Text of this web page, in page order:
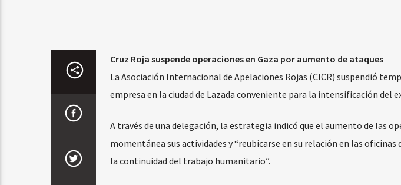
Cruz Roja suspende operaciones en Gaza por aumento de ataques
La Asociación Internacional de Apelaciones Rojas (CICR) suspendió
empresa en la ciudad de Lazada conveniente para la intensificación del
A través de una delegación, la estrategia indicó que el aumento de las
momentánea sus actividades y “reubicarse en su relación en las
la continuidad del trabajo humanitario”.